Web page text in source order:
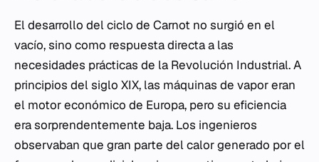
El desarrollo del ciclo de Carnot no surgió en el
vacío, sino como respuesta directa a las
necesidades prácticas de la Revolución Industrial. A
principios del siglo XIX, las máquinas de vapor eran
el motor económico de Europa, pero su eficiencia
era sorprendentemente baja. Los ingenieros
observaban que gran parte del calor generado por el